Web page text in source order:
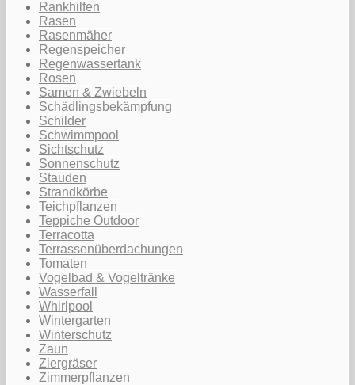
Rankhilfen
Rasen
Rasenmäher
Regenspeicher
Regenwassertank
Rosen
Samen & Zwiebeln
Schädlingsbekämpfung
Schilder
Schwimmpool
Sichtschutz
Sonnenschutz
Stauden
Strandkörbe
Teichpflanzen
Teppiche Outdoor
Terracotta
Terrassenüberdachungen
Tomaten
Vogelbad & Vogeltränke
Wasserfall
Whirlpool
Wintergarten
Winterschutz
Zaun
Ziergräser
Zimmerpflanzen